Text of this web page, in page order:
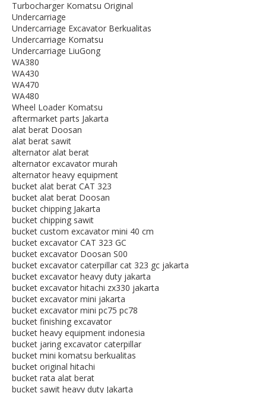
Turbocharger Komatsu Original
Undercarriage
Undercarriage Excavator Berkualitas
Undercarriage Komatsu
Undercarriage LiuGong
WA380
WA430
WA470
WA480
Wheel Loader Komatsu
aftermarket parts Jakarta
alat berat Doosan
alat berat sawit
alternator alat berat
alternator excavator murah
alternator heavy equipment
bucket alat berat CAT 323
bucket alat berat Doosan
bucket chipping Jakarta
bucket chipping sawit
bucket custom excavator mini 40 cm
bucket excavator CAT 323 GC
bucket excavator Doosan S00
bucket excavator caterpillar cat 323 gc jakarta
bucket excavator heavy duty jakarta
bucket excavator hitachi zx330 jakarta
bucket excavator mini jakarta
bucket excavator mini pc75 pc78
bucket finishing excavator
bucket heavy equipment indonesia
bucket jaring excavator caterpillar
bucket mini komatsu berkualitas
bucket original hitachi
bucket rata alat berat
bucket sawit heavy duty Jakarta